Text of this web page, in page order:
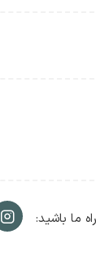
ما باشید: